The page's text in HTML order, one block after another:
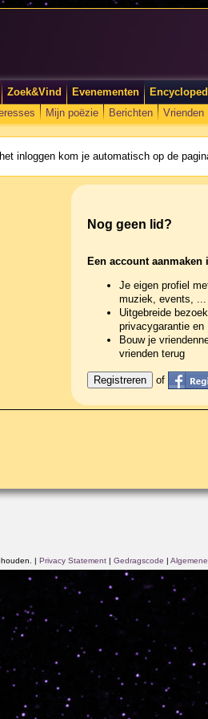
Zoek&Vind Evenementen
Mijn poëzie Berichten Vrienden
inloggen kom je automatisch op de
Nog geen lid?
Een account aanmaken
Je eigen profiel
muziek, events, ...
Uitgebreide
privacygarantie en
Bouw je
vrienden terug
of
| Privacy Statement| Gedragscode |